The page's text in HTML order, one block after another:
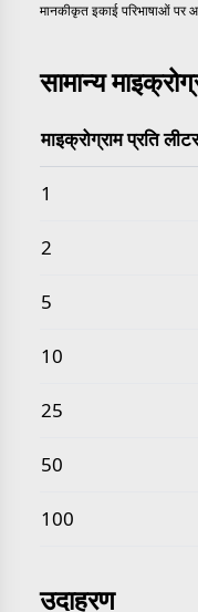
मानकीकृत इकाई परिभाषाओं पर
सामान्य
सामान्य माइक्रोग्राम
माइक्रोग्राम प्रति लीटर
1
2
5
10
25
50
100
उदाहरण